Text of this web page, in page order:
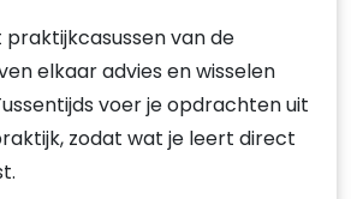
van de
elkaar advies en wisselen
voer je opdrachten uit
zodat wat je leert direct